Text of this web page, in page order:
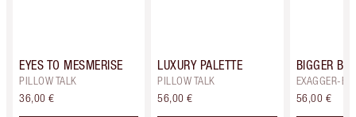
EYES TO MESMERISE
PILLOW TALK
36,00 €
LUXURY PALETTE
PILLOW TALK
56,00 €
BIGGER
EXAGGER-
56,00 €